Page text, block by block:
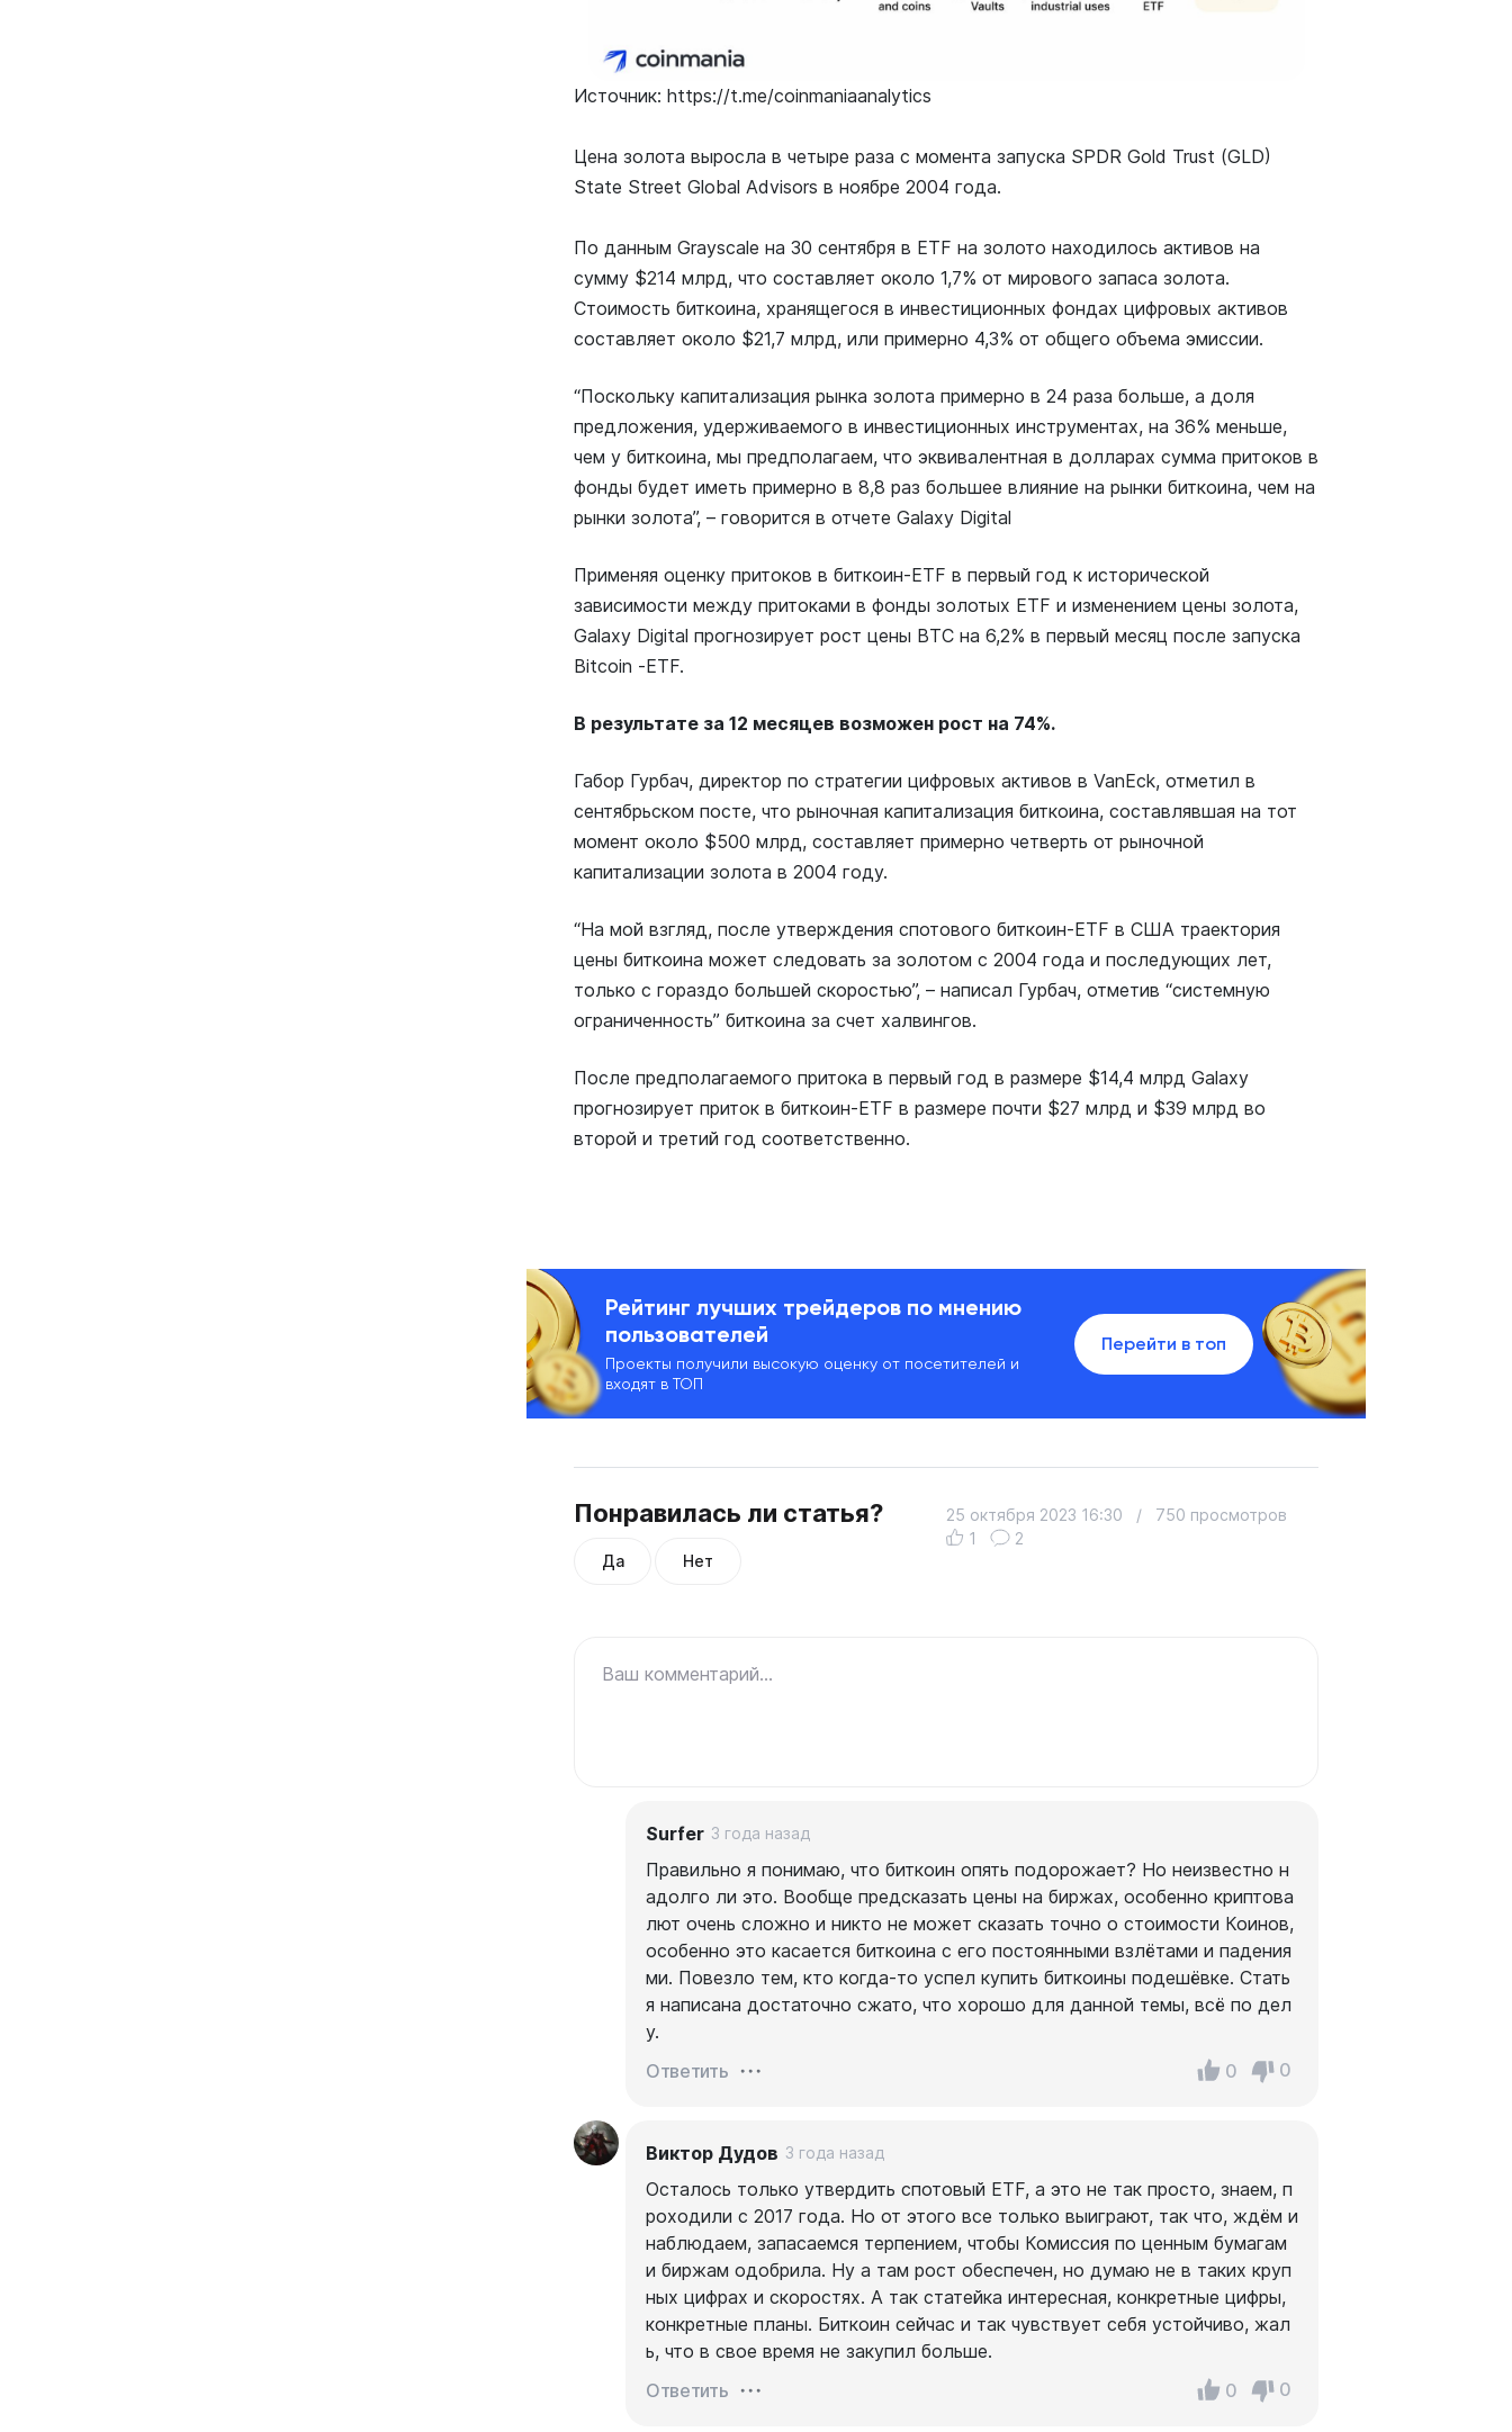
Источник: https://t.me/coinmaniaanalytics
Цена золота выросла в четыре раза с момента запуска SPDR Gold Trust (GLD)
State Street Global Advisors в ноябре 2004 года.
По данным Grayscale на 30 сентября в ETF на золото находилось активов на
сумму $214 млрд, что составляет около 1,7% от мирового запаса золота.
Стоимость биткоина, хранящегося в инвестиционных фондах цифровых активов
составляет около $21,7 млрд, или примерно 4,3% от общего объема эмиссии.
“Поскольку капитализация рынка золота примерно в 24 раза больше, а доля
предложения, удерживаемого в инвестиционных инструментах, на 36% меньше,
чем у биткоина, мы предполагаем, что эквивалентная в долларах сумма притоков в
фонды будет иметь примерно в 8,8 раз большее влияние на рынки биткоина, чем на
рынки золота”, – говорится в отчете Galaxy Digital
Применяя оценку притоков в биткоин-ETF в первый год к исторической
зависимости между притоками в фонды золотых ETF и изменением цены золота,
Galaxy Digital прогнозирует рост цены BTC на 6,2% в первый месяц после запуска
Bitcoin -ETF.
В результате за 12 месяцев возможен рост на 74%.
Габор Гурбач, директор по стратегии цифровых активов в VanEck, отметил в
сентябрьском посте, что рыночная капитализация биткоина, составлявшая на тот
момент около $500 млрд, составляет примерно четверть от рыночной
капитализации золота в 2004 году.
“На мой взгляд, после утверждения спотового биткоин-ETF в США траектория
цены биткоина может следовать за золотом с 2004 года и последующих лет,
только с гораздо большей скоростью”, – написал Гурбач, отметив “системную
ограниченность” биткоина за счет халвингов.
После предполагаемого притока в первый год в размере $14,4 млрд Galaxy
прогнозирует приток в биткоин-ETF в размере почти $27 млрд и $39 млрд во
второй и третий год соответственно.
Рейтинг лучших трейдеров по мнению
пользователей
Проекты получили высокую оценку от посетителей и
входят в ТОП
Перейти в топ
Понравилась ли статья?
Да Нет
25 октября 2023 16:30 /
750 просмотров
1
2
Ваш комментарий...
Surfer 3 года назад
Правильно я понимаю, что биткоин опять подорожает? Но неизвестно н
адолго ли это. Вообще предсказать цены на биржах, особенно криптова
лют очень сложно и никто не может сказать точно о стоимости Коинов,
особенно это касается биткоина с его постоянными взлётами и падения
ми. Повезло тем, кто когда-то успел купить биткоины подешёвке. Стать
я написана достаточно сжато, что хорошо для данной темы, всё по дел
у.
Ответить
0 0
Виктор Дудов 3 года назад
Осталось только утвердить спотовый ETF, а это не так просто, знаем, п
роходили с 2017 года. Но от этого все только выиграют, так что, ждём и
наблюдаем, запасаемся терпением, чтобы Комиссия по ценным бумагам
и биржам одобрила. Ну а там рост обеспечен, но думаю не в таких круп
ных цифрах и скоростях. А так статейка интересная, конкретные цифры,
конкретные планы. Биткоин сейчас и так чувствует себя устойчиво, жал
ь, что в свое время не закупил больше.
Ответить
0 0